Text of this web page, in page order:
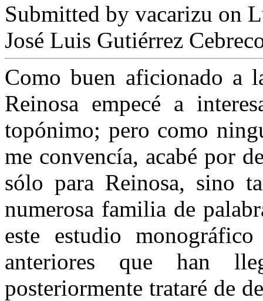
Submitted by vacarizu on
José Luis Gutiérrez
Como buen aficionado a
Reinosa empecé a
topónimo; pero como
me convencía, acabé por
sólo para Reinosa, sino
numerosa familia de
este estudio
anteriores que han
posteriormente trataré de